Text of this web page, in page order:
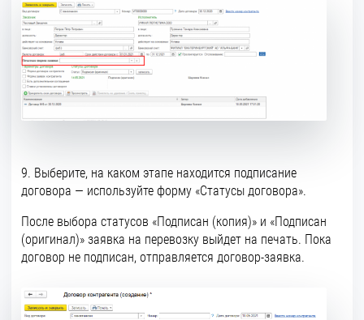
9. Выберите, на каком этапе находится подписание
договора — используйте форму «Статусы договора».
После выбора статусов «Подписан (копия)» и «Подписан
(оригинал)» заявка на перевозку выйдет на печать. Пока
договор не подписан, отправляется договор-заявка.